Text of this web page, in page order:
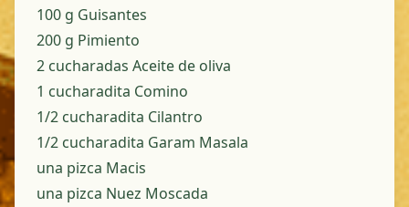
100 g Guisantes
200 g Pimiento
2 cucharadas Aceite de oliva
1 cucharadita Comino
1/2 cucharadita Cilantro
1/2 cucharadita Garam Masala
una pizca Macis
una pizca Nuez Moscada